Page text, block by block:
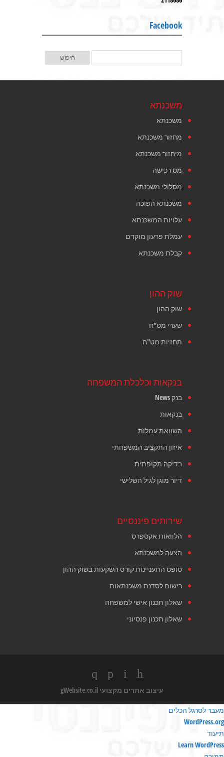
Facebook
משכנתא
משכנתא
מחזור משכנתא
מיחזור משכנתא
מס רכישה
מסלולי משכנתא
משכנתא הפוכה
עלויות המשכנתא
עמלת פרעון מוקדם
קבלת משכנתא
שוק ההון
שוק ההון
שערי מט"ח
תחזיות מט"ח
בנקאות וכלכלת המשפחה
בנק News
בנקאות
השוואת עמלות
איזון התקציב המשפחתי
בדיקה תקופתית
דיור מוגן לגיל השלישי
שירותים פיננסיים
הלוואות אקספרס
הצעה למשכנתא
טופס התעניינות קורס השקעות בשוק ההון
רישום לסדנת משכנתאות
שאלון תכנון אישי למשפחה
שאלון תכנון פנסיוני
עיצוב אתרים מקצועי
מעבר לסרגל הכלים
אודות
וורדפרס
WordPress.org
תיעוד
Learn WordPress